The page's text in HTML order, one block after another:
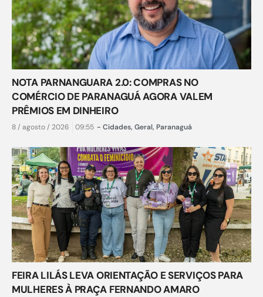
NOTA PARNANGUARA 2.0: COMPRAS NO
COMÉRCIO DE PARANAGUÁ AGORA VALEM
PRÊMIOS EM DINHEIRO
8 / agosto / 2026 09:55 - Cidades, Geral, Paranaguá
FEIRA LILÁS LEVA ORIENTAÇÃO E SERVIÇOS PARA
MULHERES À PRAÇA FERNANDO AMARO